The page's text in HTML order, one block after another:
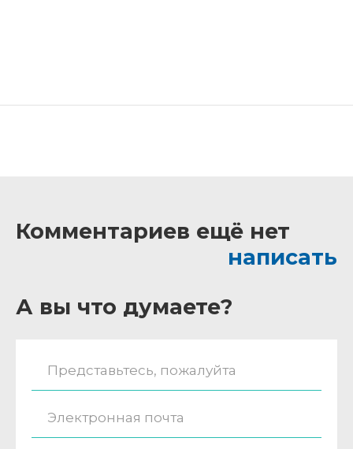
Комментариев ещё нет
написать
А вы что думаете?